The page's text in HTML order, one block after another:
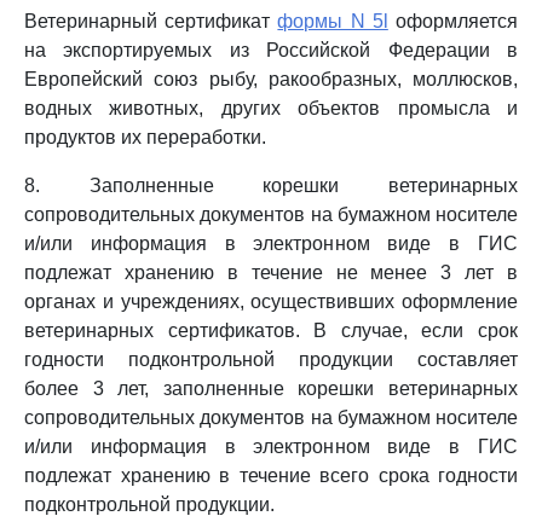
Ветеринарный сертификатформы N 5l оформляется
на экспортируемых из Российской Федерации в
Европейский союз рыбу, ракообразных, моллюсков,
водных животных, других объектов промысла и
продуктов их переработки.
8. Заполненные корешки ветеринарных
сопроводительных документов на бумажном носителе
и/или информация в электронном виде в ГИС
подлежат хранению в течение не менее 3 лет в
органах и учреждениях, осуществивших оформление
ветеринарных сертификатов. В случае, если срок
годности подконтрольной продукции составляет
более 3 лет, заполненные корешки ветеринарных
сопроводительных документов на бумажном носителе
и/или информация в электронном виде в ГИС
подлежат хранению в течение всего срока годности
подконтрольной продукции.